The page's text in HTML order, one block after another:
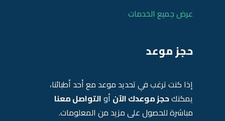
عرض جميع الخدمات
حجز موعد
إذا كنت ترغب في تحديد موعد مع أحد أطبائنا،
يمكنكحجز موعدك الآن أوالتواصل معنا
مباشرة للحصول على مزيد من المعلومات.